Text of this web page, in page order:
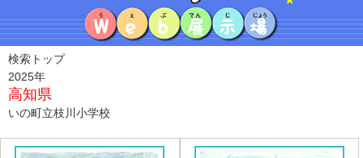
検索トップ
2025年
高知県
いの町立枝川小学校